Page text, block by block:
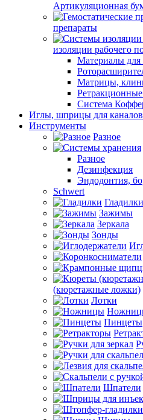
Артикуляционная
препараты
изоляции рабочего
Материалы для
Матрицы,
Система
Иглы, шприцы для каналов
Инструменты
Разное
Разное
Дезинфекция
Эндодонтия,
Schwert
Гладилки
Зажимы
Зеркала
Зонды
(кюретажные ложки)
Лотки
Пинцеты
Шпатели